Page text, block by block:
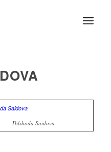
Dilshoda Saidova